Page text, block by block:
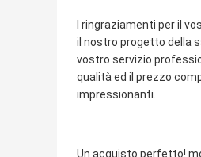
I ringraziamenti per il
il nostro progetto della
vostro servizio
qualità ed il prezzo
impressionanti.
Un acquisto perfetto!